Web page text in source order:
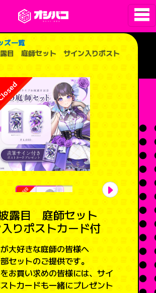
ズ一覧
露目 庭師セット サイン入りポスト
露目 庭師セット
りポストカード付
大好きな庭師の皆様へ
セットのご提供です。
お買い求めの皆様には、サイ
トカードも一緒にプレゼント